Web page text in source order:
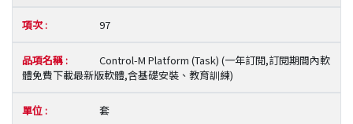
97
Control-M Platform (Task) (一年訂閱,訂閱期間內軟
體免費下載最新版軟體,含基礎安裝、教育訓練)
套